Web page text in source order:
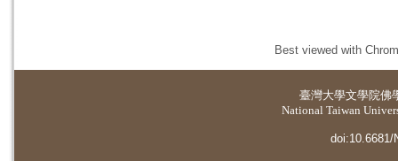
Best viewed with
臺灣大學文學院佛
National Taiwan
doi:10.6681/